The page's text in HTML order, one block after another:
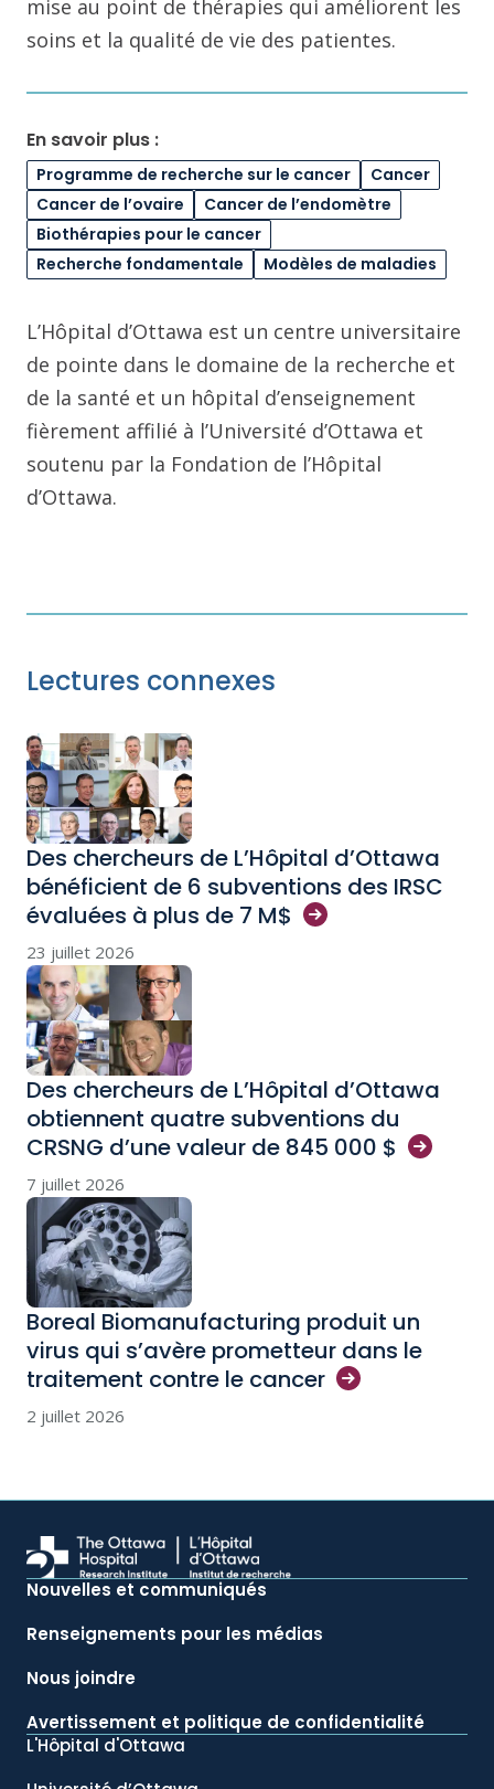
mise au point de thérapies qui améliorent les
soins et la qualité de vie des patientes.
En savoir plus :
Programme de recherche sur le cancer
Cancer
Cancer de l’ovaire
Cancer de l’endomètre
Biothérapies pour le cancer
Recherche fondamentale
Modèles de maladies
L’Hôpital d’Ottawa est un centre universitaire
de pointe dans le domaine de la recherche et
de la santé et un hôpital d’enseignement
fièrement affilié à l’Université d’Ottawa et
soutenu par la Fondation de l’Hôpital
d’Ottawa.
Lectures connexes
Des chercheurs de L’Hôpital d’Ottawa
bénéficient de 6 subventions des IRSC
évaluées à plus de 7 M$
23 juillet 2026
Des chercheurs de L’Hôpital d’Ottawa
obtiennent quatre subventions du
CRSNG d’une valeur de 845 000 $
7 juillet 2026
Boreal Biomanufacturing produit un
virus qui s’avère prometteur dans le
traitement contre le cancer
2 juillet 2026
Nouvelles et communiqués
Renseignements pour les médias
Nous joindre
Avertissement et politique de confidentialité
L'Hôpital d'Ottawa